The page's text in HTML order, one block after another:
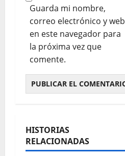
Guarda mi nombre,
correo electrónico y web
en este navegador para
la próxima vez que
comente.
HISTORIAS
RELACIONADAS
Internacionales